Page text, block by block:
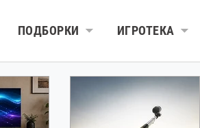
ПОДБОРКИ ИГРОТЕКА